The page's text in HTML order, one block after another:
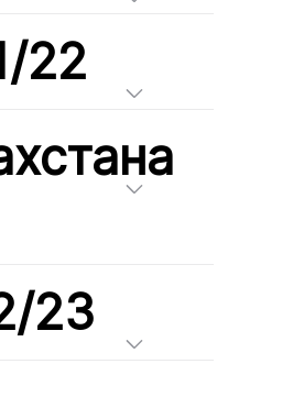
22
23